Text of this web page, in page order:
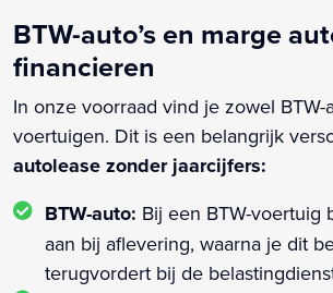
BTW-auto’s en marge
financieren
In onze voorraad vind je zowel BTW-
voertuigen. Dit is een belangrijk
autolease zonder jaarcijfers:
BTW-auto: Bij een BTW-voertuig
aan bij aflevering, waarna je dit
terugvordert bij de